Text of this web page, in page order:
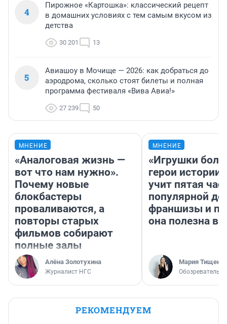
4
Пирожное «Картошка»: классический рецепт
в домашних условиях с тем самым вкусом из
детства
30 201 13
5
Авиашоу в Мочище — 2026: как добраться до
аэродрома, сколько стоят билеты и полная
программа фестиваля «Вива Авиа!»
27 239 50
МНЕНИЕ
«Аналоговая жизнь —
вот что нам нужно».
Почему новые
блокбастеры
проваливаются, а
повторы старых
фильмов собирают
полные залы
Алёна Золотухина
Журналист НГС
МНЕНИЕ
«Игрушки
герои
учит пятая
популярной
франшизы и
она полезна
Мария Тищенко
Обозреватель
РЕКОМЕНДУЕМ